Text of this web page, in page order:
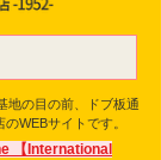
地の目の前、ドブ板通
WEBサイトです。
【International